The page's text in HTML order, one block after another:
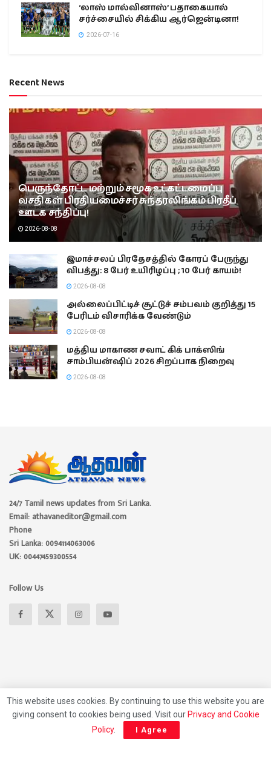
‘லாஸ் மால்வினாஸ்’ பதாகையால்
சர்ச்சையில் சிக்கிய ஆர்ஜென்டினா!
2026-07-16
Recent News
பெருந்தோட்ட மற்றும் சமூக உட்கட்டமைப்பு
வசதிகள் பிரதியமைச்சர் சுந்தரலிங்கம் பிரதீப்
ஊடக சந்திப்பு!
2026-08-08
இமாச்சலப் பிரதேசத்தில் கோரப் பேருந்து
விபத்து: 8 பேர் உயிரிழப்பு ; 10 பேர் காயம்!
2026-08-08
அல்லைப்பிட்டிச் சூட்டுச் சம்பவம் குறித்து 15
பேரிடம் விசாரிக்க வேண்டும்
2026-08-08
மத்திய மாகாண சவாட் கிக் பாக்ஸிங்
சாம்பியன்ஷிப் 2026 சிறப்பாக நிறைவு
2026-08-08
24/7 Tamil news updates from Sri Lanka.
Email: athavaneditor@gmail.com
Phone
Sri Lanka: 0094114063006
UK: 00447459300554
Follow Us
About Privacy Policy Contact Us
This website uses cookies. By continuing to use this website you are
giving consent to cookies being used. Visit our Privacy and Cookie
Policy. I Agree